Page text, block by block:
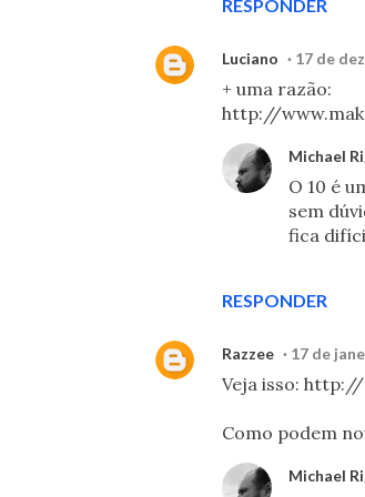
RESPONDER
Luciano 17 de
+ uma razão:
http://
RESPONDER
Michael
O 10 é
sem
fica
Razzee 17 de
Veja isso:
Como podem
Michael